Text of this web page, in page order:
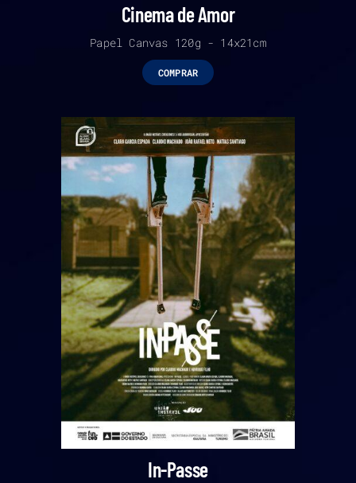
Cinema de Amor
Papel Canvas 120g - 14x21cm
COMPRAR
In-Passe